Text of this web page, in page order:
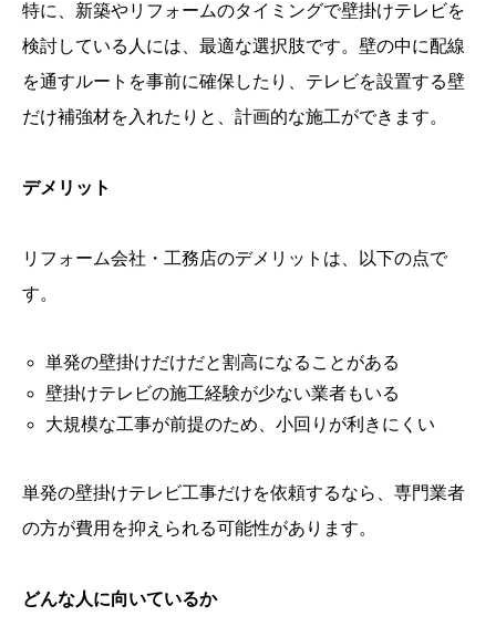
特に、新築やリフォームのタイミングで壁掛けテレビを
検討している人には、最適な選択肢です。壁の中に配線
を通すルートを事前に確保したり、テレビを設置する壁
だけ補強材を入れたりと、計画的な施工ができます。
デメリット
リフォーム会社・工務店のデメリットは、以下の点で
す。
単発の壁掛けだけだと割高になることがある
壁掛けテレビの施工経験が少ない業者もいる
大規模な工事が前提のため、小回りが利きにくい
単発の壁掛けテレビ工事だけを依頼するなら、専門業者
の方が費用を抑えられる可能性があります。
どんな人に向いているか